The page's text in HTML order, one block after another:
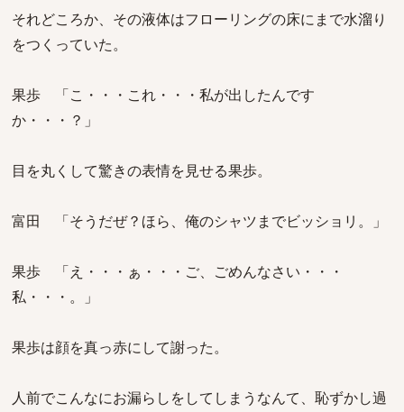
それどころか、その液体はフローリングの床にまで水溜り
をつくっていた。
果歩 「こ・・・これ・・・私が出したんです
か・・・？」
目を丸くして驚きの表情を見せる果歩。
富田 「そうだぜ？ほら、俺のシャツまでビッショリ。」
果歩 「え・・・ぁ・・・ご、ごめんなさい・・・
私・・・。」
果歩は顔を真っ赤にして謝った。
人前でこんなにお漏らしをしてしまうなんて、恥ずかし過